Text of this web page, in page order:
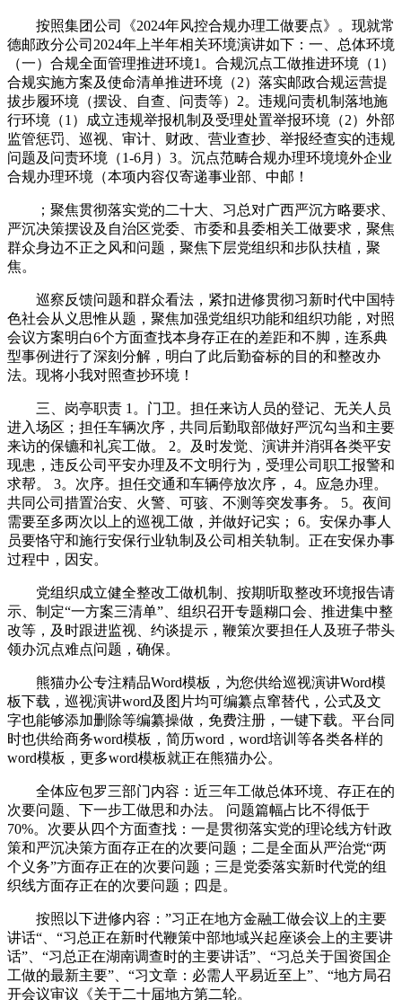
按照集团公司《2024年风控合规办理工做要点》。现就常
德邮政分公司2024年上半年相关环境演讲如下：一、总体环境
（一）合规全面管理推进环境1。合规沉点工做推进环境（1）
合规实施方案及使命清单推进环境（2）落实邮政合规运营提
拔步履环境（摆设、自查、问责等）2。违规问责机制落地施
行环境（1）成立违规举报机制及受理处置举报环境（2）外部
监管惩罚、巡视、审计、财政、营业查抄、举报经查实的违规
问题及问责环境（1-6月）3。沉点范畴合规办理环境境外企业
合规办理环境（本项内容仅寄递事业部、中邮！
；聚焦贯彻落实党的二十大、习总对广西严沉方略要求、
严沉决策摆设及自治区党委、市委和县委相关工做要求，聚焦
群众身边不正之风和问题，聚焦下层党组织和步队扶植，聚
焦。
巡察反馈问题和群众看法，紧扣进修贯彻习新时代中国特
色社会从义思惟从题，聚焦加强党组织功能和组织功能，对照
会议方案明白6个方面查找本身存正在的差距和不脚，连系典
型事例进行了深刻分解，明白了此后勤奋标的目的和整改办
法。现将小我对照查抄环境！
三、岗亭职责 1。门卫。担任来访人员的登记、无关人员
进入场区；担任车辆次序，共同后勤取部做好严沉勾当和主要
来访的保镳和礼宾工做。 2。及时发觉、演讲并消弭各类平安
现患，违反公司平安办理及不文明行为，受理公司职工报警和
求帮。 3。次序。担任交通和车辆停放次序， 4。应急办理。
共同公司措置治安、火警、可骇、不测等突发事务。 5。夜间
需要至多两次以上的巡视工做，并做好记实； 6。安保办事人
员要恪守和施行安保行业轨制及公司相关轨制。正在安保办事
过程中，因安。
党组织成立健全整改工做机制、按期听取整改环境报告请
示、制定“一方案三清单”、组织召开专题糊口会、推进集中整
改等，及时跟进监视、约谈提示，鞭策次要担任人及班子带头
领办沉点难点问题，确保。
熊猫办公专注精品Word模板，为您供给巡视演讲Word模
板下载，巡视演讲word及图片均可编纂点窜替代，公式及文
字也能够添加删除等编纂操做，免费注册，一键下载。平台同
时也供给商务word模板，简历word，word培训等各类各样的
word模板，更多word模板就正在熊猫办公。
全体应包罗三部门内容：近三年工做总体环境、存正在的
次要问题、下一步工做思和办法。 问题篇幅占比不得低于
70%。次要从四个方面查找：一是贯彻落实党的理论线方针政
策和严沉决策方面存正在的次要问题；二是全面从严治党“两
个义务”方面存正在的次要问题；三是党委落实新时代党的组
织线方面存正在的次要问题；四是。
按照以下进修内容：”习正在地方金融工做会议上的主要
讲话“、“习总正在新时代鞭策中部地域兴起座谈会上的主要讲
话”、“习总正在湖南调查时的主要讲话”、“习总关于国资国企
工做的最新主要”、“习文章：必需人平易近至上”、“地方局召
开会议审议《关于二十届地方第二轮。